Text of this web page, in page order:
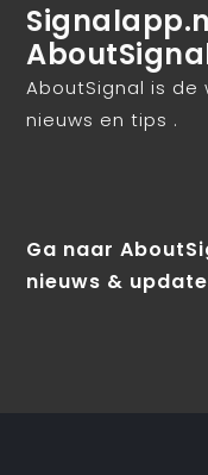
AboutSignal is de
nieuws en tips .
Ga naar
nieuws &